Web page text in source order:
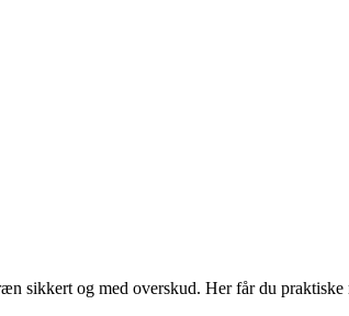
sikkert og med overskud. Her får du